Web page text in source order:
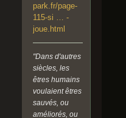
park.fr/page-
115-si … -
joue.html
"Dans d'autres
siècles, les
êtres humains
voulaient êtres
sauvés, ou
améliorés, ou